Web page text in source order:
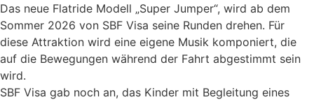
Das neue Flatride Modell „Super Jumper“, wird ab dem
Sommer 2026 von SBF Visa seine Runden drehen. Für
diese Attraktion wird eine eigene Musik komponiert, die
auf die Bewegungen während der Fahrt abgestimmt sein
wird.
SBF Visa gab noch an, das Kinder mit Begleitung eines